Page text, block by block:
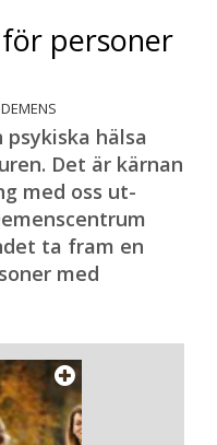
personer
hälsa
Det är kärnan
med oss ut-
ta fram en
med